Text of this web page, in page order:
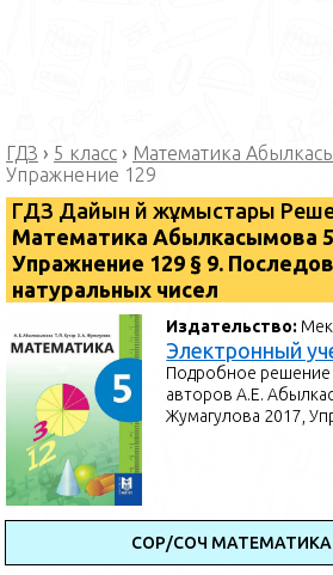
ГДЗ › 5 класс › Математика
Упражнение 129
ГДЗ Дайын үй жұмыстары
Математика ⁠Абылкасымова 5
Упражнение 129 § 9.
натуральных чисел
Издательство:
Электронный
Подробное решение
авторов А.Е.
Жумагулова 2017,
СОР/СОЧ МАТЕМАТИКА